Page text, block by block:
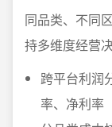
同品类、不同
持多维度经营
跨平台利润
率、净利率